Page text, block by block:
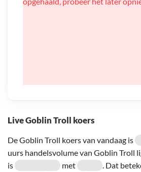
Live Goblin Troll koers
De Goblin Troll koers van vandaag is
uurs handelsvolume van Goblin Troll
is
met
. Dat